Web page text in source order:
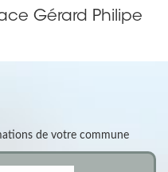
Gérard Philipe
de votre commune